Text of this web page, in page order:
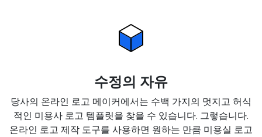
수정의 자유
당사의 온라인 로고 메이커에서는 수백 가지의 멋지고 허식
적인 미용사 로고 템플릿을 찾을 수 있습니다. 그렇습니다.
온라인 로고 제작 도구를 사용하면 원하는 만큼 미용실 로고